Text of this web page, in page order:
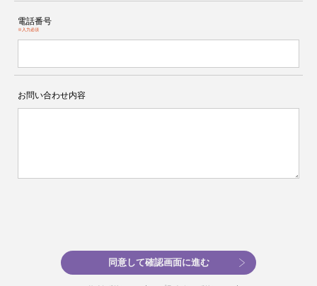
電話番号
※入力必須
お問い合わせ内容